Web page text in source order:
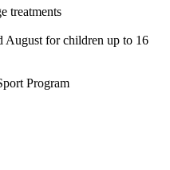
treatments
August for children up to 16
Program